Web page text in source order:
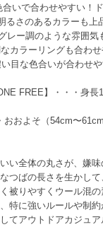
いで合わせやすい！
さのあるカラーも
レー調のような雰囲
カラーリングも合わ
目な色合いが合わせ
FREE】・・・身長
およそ（54cm〜
い全体の丸さが、嫌
つばの長さを生かし
被りやすくウール混
特に強いルールや制
てアウトドアカジュ